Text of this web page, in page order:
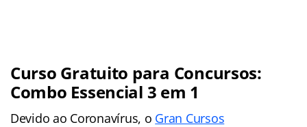
Curso Gratuito para Concursos:
Combo Essencial 3 em 1
Devido ao Coronavírus, o Gran Cursos